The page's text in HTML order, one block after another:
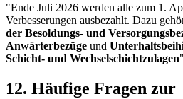
"Ende Juli 2026 werden alle zum 1.
Verbesserungen ausbezahlt. Dazu
der Besoldungs- und
Anwärterbezüge und
Schicht- und Wechselschichtzulagen"
12. Häufige Fragen zur